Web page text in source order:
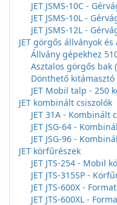
JET JSMS-10C -
JET JSMS-10L -
JET JSMS-12L -
JET görgős állványok
Állvány gépekhez
Asztalos görgős bak
Dönthető kitámasztó
JET Mobil talp - 250
JET kombinált csiszolók
JET 31A - Kombinált
JET JSG-64 -
JET JSG-96 -
JET körfűrészek
JET JTS-254 - Mobil
JET JTS-315SP -
JET JTS-600X -
JET JTS-600XL -